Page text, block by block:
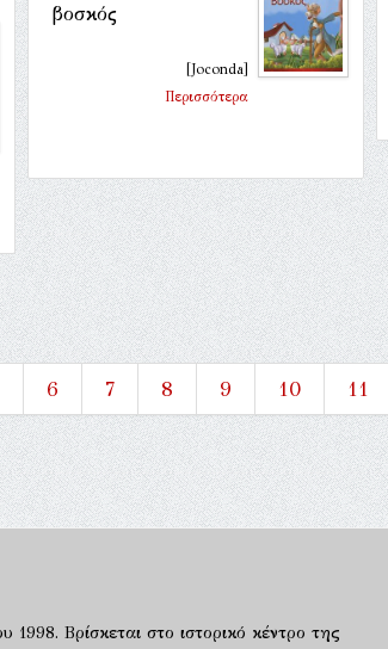
βοσκός
[Joconda]
Περισσότερα
6 7 8 9 10 11
1998. Βρίσκεται στο ιστορικό κέντρο της